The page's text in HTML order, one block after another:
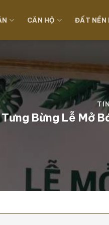
CĂN HỘ ĐẤT NỀN
Tưng Bừng Lễ Mở